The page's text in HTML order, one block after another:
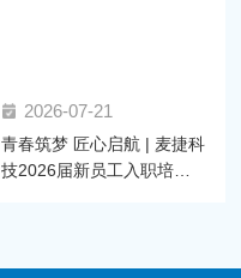
2026-07-21
青春筑梦 匠心启航 | 麦捷科
技2026届新员工入职培训